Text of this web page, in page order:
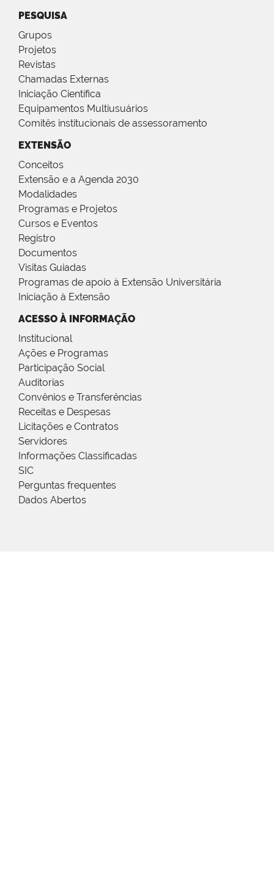
PESQUISA
Grupos
Projetos
Revistas
Chamadas Externas
Iniciação Científica
Equipamentos Multiusuários
Comitês institucionais de assessoramento
EXTENSÃO
Conceitos
Extensão e a Agenda 2030
Modalidades
Programas e Projetos
Cursos e Eventos
Registro
Documentos
Visitas Guiadas
Programas de apoio à Extensão Universitária
Iniciação à Extensão
ACESSO À INFORMAÇÃO
Institucional
Ações e Programas
Participação Social
Auditorias
Convênios e Transferências
Receitas e Despesas
Licitações e Contratos
Servidores
Informações Classificadas
SIC
Perguntas frequentes
Dados Abertos